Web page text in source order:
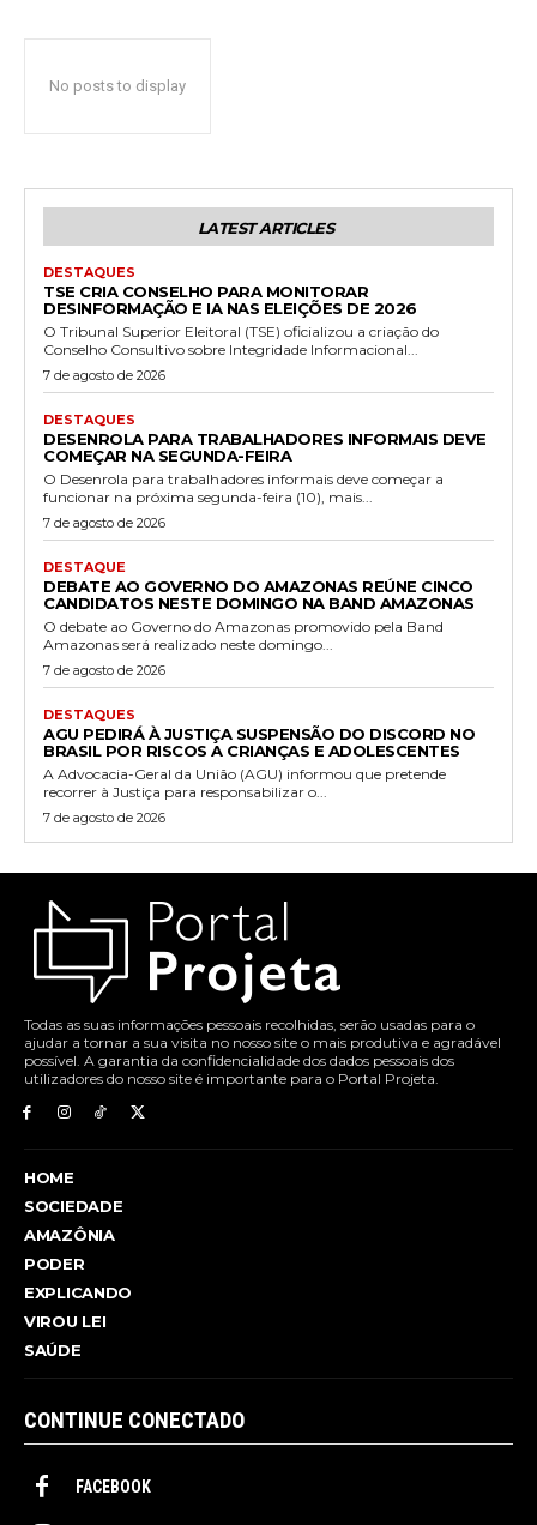
No posts to display
LATEST ARTICLES
DESTAQUES
TSE CRIA CONSELHO PARA MONITORAR
DESINFORMAÇÃO E IA NAS ELEIÇÕES DE 2026
O Tribunal Superior Eleitoral (TSE) oficializou a criação do
Conselho Consultivo sobre Integridade Informacional...
7 de agosto de 2026
DESTAQUES
DESENROLA PARA TRABALHADORES INFORMAIS DEVE
COMEÇAR NA SEGUNDA-FEIRA
O Desenrola para trabalhadores informais deve começar a
funcionar na próxima segunda-feira (10), mais...
7 de agosto de 2026
DESTAQUE
DEBATE AO GOVERNO DO AMAZONAS REÚNE CINCO
CANDIDATOS NESTE DOMINGO NA BAND AMAZONAS
O debate ao Governo do Amazonas promovido pela Band
Amazonas será realizado neste domingo...
7 de agosto de 2026
DESTAQUES
AGU PEDIRÁ À JUSTIÇA SUSPENSÃO DO DISCORD NO
BRASIL POR RISCOS A CRIANÇAS E ADOLESCENTES
A Advocacia-Geral da União (AGU) informou que pretende
recorrer à Justiça para responsabilizar o...
7 de agosto de 2026
Todas as suas informações pessoais recolhidas, serão usadas para o
ajudar a tornar a sua visita no nosso site o mais produtiva e agradável
possível. A garantia da confidencialidade dos dados pessoais dos
utilizadores do nosso site é importante para o Portal Projeta.
HOME
SOCIEDADE
AMAZÔNIA
PODER
EXPLICANDO
VIROU LEI
SAÚDE
CONTINUE CONECTADO
FACEBOOK